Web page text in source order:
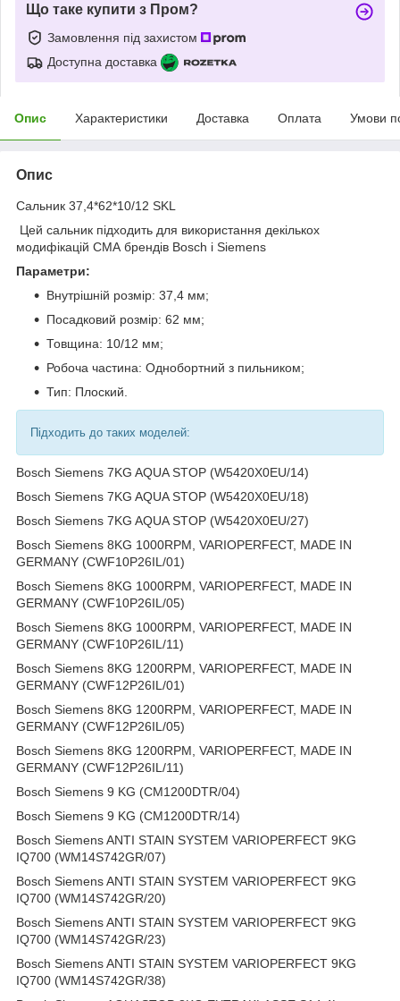
Що таке купити з Пром?
Замовлення під захистом
Доступна доставка
Опис Характеристики Доставка Оплата Умови
Опис
Сальник 37,4*62*10/12 SKL
Цей сальник підходить для використання декількох
модифікацій СМА брендів Bosch і Siemens
Параметри:
Внутрішній розмір: 37,4 мм;
Посадковий розмір: 62 мм;
Товщина: 10/12 мм;
Робоча частина: Однобортний з пильником;
Тип: Плоский.
Підходить до таких моделей:
Bosch Siemens 7KG AQUA STOP (W5420X0EU/14)
Bosch Siemens 7KG AQUA STOP (W5420X0EU/18)
Bosch Siemens 7KG AQUA STOP (W5420X0EU/27)
Bosch Siemens 8KG 1000RPM, VARIOPERFECT, MADE IN
GERMANY (CWF10P26IL/01)
Bosch Siemens 8KG 1000RPM, VARIOPERFECT, MADE IN
GERMANY (CWF10P26IL/05)
Bosch Siemens 8KG 1000RPM, VARIOPERFECT, MADE IN
GERMANY (CWF10P26IL/11)
Bosch Siemens 8KG 1200RPM, VARIOPERFECT, MADE IN
GERMANY (CWF12P26IL/01)
Bosch Siemens 8KG 1200RPM, VARIOPERFECT, MADE IN
GERMANY (CWF12P26IL/05)
Bosch Siemens 8KG 1200RPM, VARIOPERFECT, MADE IN
GERMANY (CWF12P26IL/11)
Bosch Siemens 9 KG (CM1200DTR/04)
Bosch Siemens 9 KG (CM1200DTR/14)
Bosch Siemens ANTI STAIN SYSTEM VARIOPERFECT 9KG
IQ700 (WM14S742GR/07)
Bosch Siemens ANTI STAIN SYSTEM VARIOPERFECT 9KG
IQ700 (WM14S742GR/20)
Bosch Siemens ANTI STAIN SYSTEM VARIOPERFECT 9KG
IQ700 (WM14S742GR/23)
Bosch Siemens ANTI STAIN SYSTEM VARIOPERFECT 9KG
IQ700 (WM14S742GR/38)